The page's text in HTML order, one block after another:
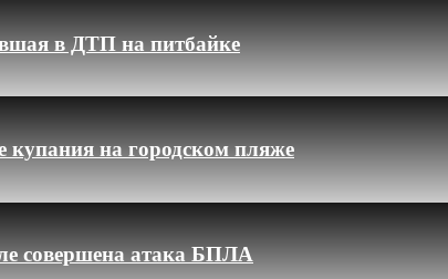
в ДТП на питбайке
купания на городском пляже
совершена атака БПЛА